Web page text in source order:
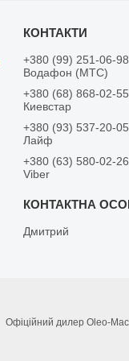
+380 (99) 251-06-98
Водафон (МТС)
+380 (68) 868-02-55
Киевстар
+380 (93) 537-20-05
Лайф
+380 (63) 580-02-26
Viber
Дмитрий